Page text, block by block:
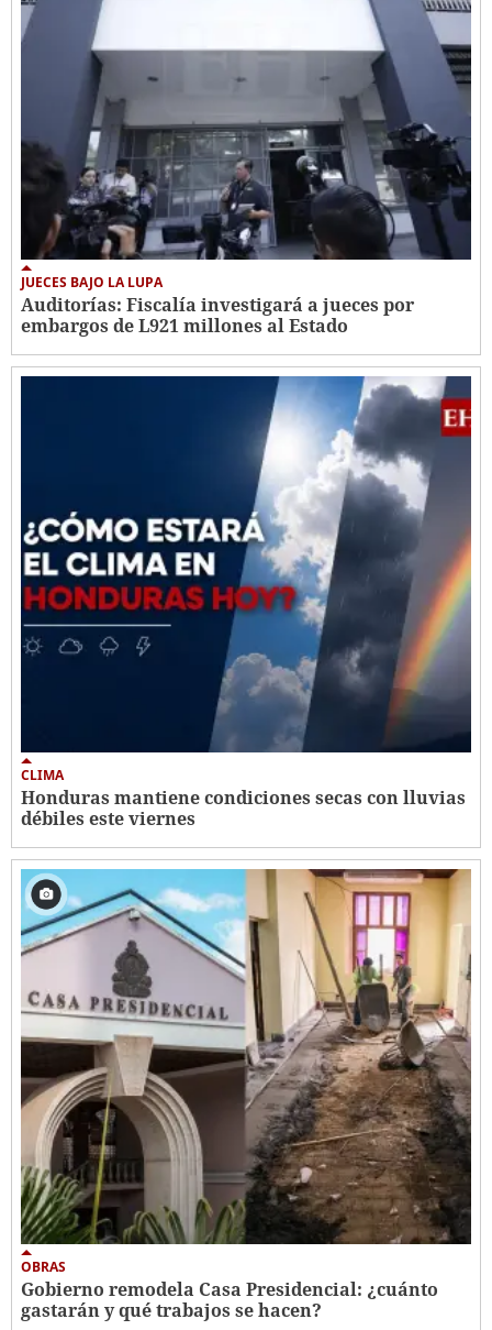
JUECES BAJO LA LUPA
Auditorías: Fiscalía investigará a jueces por
embargos de L921 millones al Estado
CLIMA
Honduras mantiene condiciones secas con lluvias
débiles este viernes
OBRAS
Gobierno remodela Casa Presidencial: ¿cuánto
gastarán y qué trabajos se hacen?